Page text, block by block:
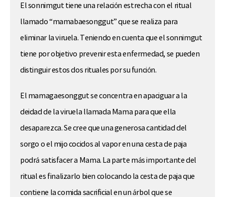
El sonnimgut tiene una relación estrecha con el ritual
llamado “mamabaesonggut” que se realiza para
eliminar la viruela. Teniendo en cuenta que el sonnimgut
tiene por objetivo prevenir esta enfermedad, se pueden
distinguir estos dos rituales por su función.
El mamagaesonggut se concentra en apaciguar a la
deidad de la viruela llamada Mama para que ella
desaparezca. Se cree que una generosa cantidad del
sorgo o el mijo cocidos al vapor en una cesta de paja
podrá satisfacer a Mama. La parte más importante del
ritual es finalizarlo bien colocando la cesta de paja que
contiene la comida sacrificial en un árbol que se